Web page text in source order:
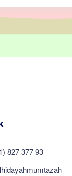
827 377 93